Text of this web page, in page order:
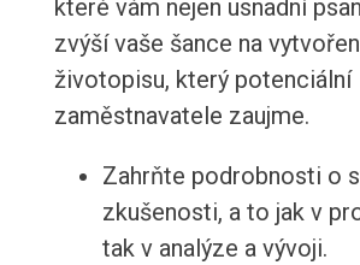
které vám nejen usnadní
zvýší vaše šance na
životopisu, který potenciální
zaměstnavatele zaujme.
Zahrňte podrobnosti o
zkušenosti, a to jak v
tak v analýze a vývoji.